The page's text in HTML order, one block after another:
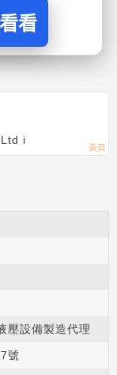
看
i
壓設備製造代理
號